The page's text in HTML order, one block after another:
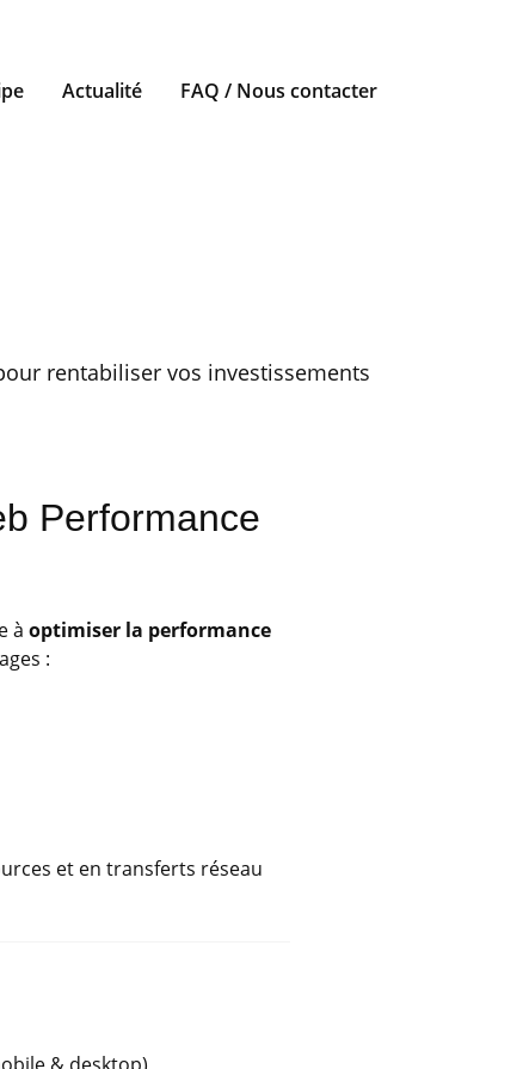
Actualité FAQ / Nous contacter
rentabiliser vos investissements
Performance
àoptimiser la performance
:
et en transferts réseau